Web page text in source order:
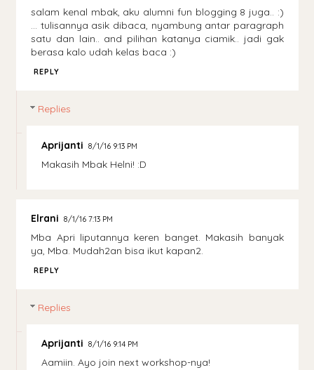
salam kenal mbak, aku alumni fun blogging 8 juga.. :)
... tulisannya asik dibaca, nyambung antar paragraph
satu dan lain.. and pilihan katanya ciamik.. jadi gak
berasa kalo udah kelas baca :)
REPLY
Replies
Aprijanti 8/1/16 9:13 PM
Makasih Mbak Helni! :D
Elrani 8/1/16 7:13 PM
Mba Apri liputannya keren banget. Makasih banyak
ya, Mba. Mudah2an bisa ikut kapan2.
REPLY
Replies
Aprijanti 8/1/16 9:14 PM
Aamiin. Ayo join next workshop-nya!